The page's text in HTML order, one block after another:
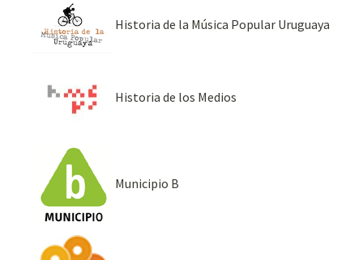
Historia de la Música Popular Uruguaya
Historia de los Medios
Municipio B